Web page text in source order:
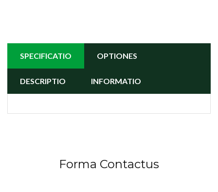
SPECIFICATIO OPTIONES
DESCRIPTIO INFORMATIO
Forma Contactus